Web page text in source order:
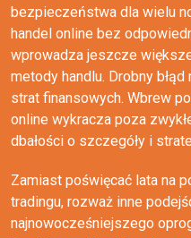
bezpieczeństwa dla wielu
handel online bez
wprowadza jeszcze
metody handlu. Drobny
strat finansowych. Wbrew
online wykracza poza
dbałości o szczegóły i
Zamiast poświęcać lata na
tradingu, rozważ inne
najnowocześniejszego